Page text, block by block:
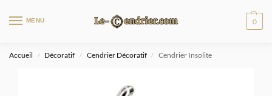
MENU 0
Accueil / Décoratif / Cendrier Décoratif / Cendrier Insolite